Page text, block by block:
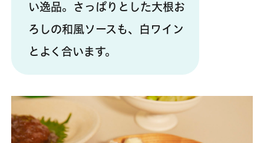
い逸品。さっぱりとした大根お
ろしの和風ソースも、白ワイン
とよく合います。